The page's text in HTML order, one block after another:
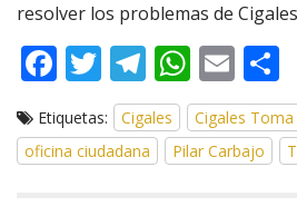
resolver los problemas de
F
e
b
T
w
itt
er
T
el
e
gr
W
h
at
s
E
m
ai
l
Etiquetas: Cigales
Cigales
oficina ciudadana
Pilar Carbajo